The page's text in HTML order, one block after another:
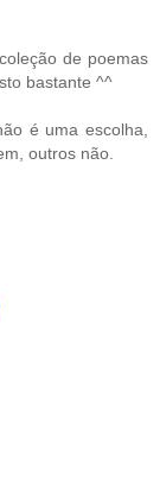
de poemas
bastante ^^
é uma escolha,
outros não.